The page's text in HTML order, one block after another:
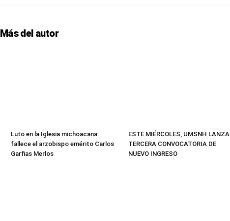
Más del autor
Luto en la Iglesia michoacana:
fallece el arzobispo emérito Carlos
Garfias Merlos
ESTE MIÉRCOLES, UMSNH LANZA
TERCERA CONVOCATORIA DE
NUEVO INGRESO